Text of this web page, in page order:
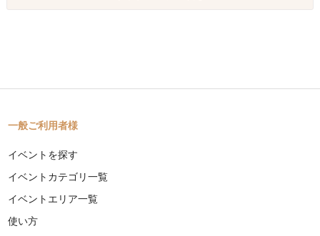
一般ご利用者様
イベントを探す
イベントカテゴリ一覧
イベントエリア一覧
使い方